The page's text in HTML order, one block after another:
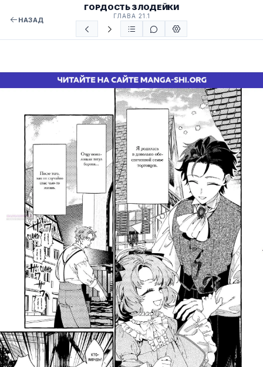
НАЗАД
ГОРДОСТЬ ЗЛОДЕЙКИ
ГЛАВА 21.1